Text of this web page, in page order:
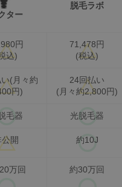
ター
脱毛ラボ
円
込)
71,478円
(税込)
(月々約
円)
24回払い
(月々約2,800円)
毛器 光脱毛器
開 約10J
万回 約30万回